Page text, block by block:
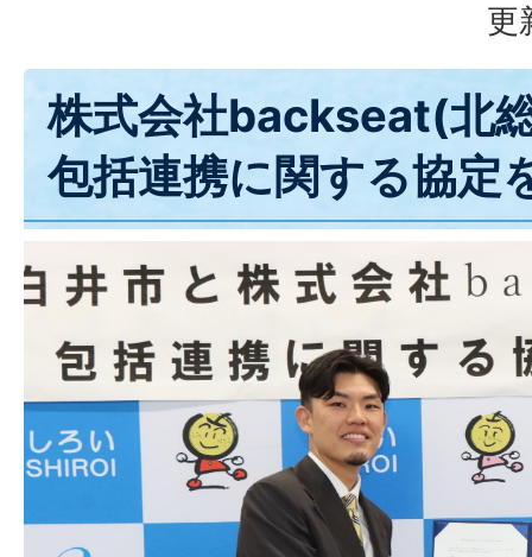
更
株式会社backseat(北
包括連携に関する協定